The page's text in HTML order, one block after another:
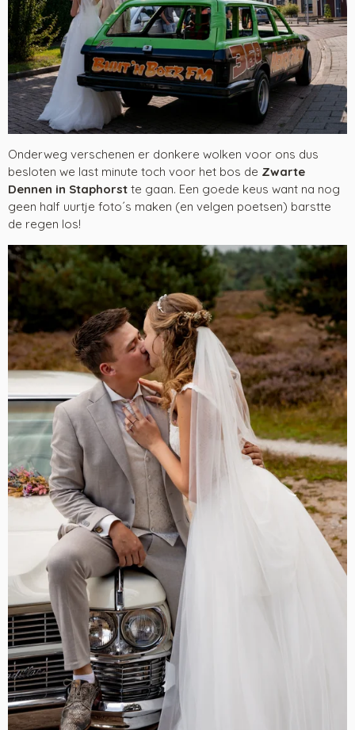
Onderweg verschenen er donkere wolken voor ons dus
besloten we last minute toch voor het bos de Zwarte
Dennen in Staphorst te gaan. Een goede keus want na nog
geen half uurtje foto´s maken (en velgen poetsen) barstte
de regen los!